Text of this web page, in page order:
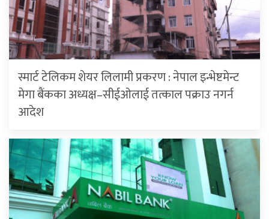
स्मार्ट टेलिकम शेयर लिलामी प्रकरण : नेपाल इन्भेष्टमेन्ट
मेगा बैंकका अध्यक्ष–सीईओलाई तत्काल पक्राउ नगर्न
आदेश